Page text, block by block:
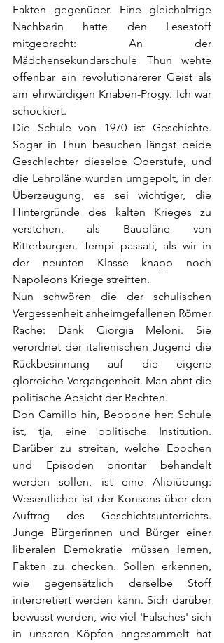
Fakten gegenüber. Eine gleichaltrige
Nachbarin hatte den Lesestoff
mitgebracht: An der
Mädchensekundarschule Thun wehte
offenbar ein revolutionärerer Geist als
am ehrwürdigen Knaben-Progy. Ich war
schockiert.
Die Schule von 1970 ist Geschichte.
Sogar in Thun besuchen längst beide
Geschlechter dieselbe Oberstufe, und
die Lehrpläne wurden umgepolt, in der
Überzeugung, es sei wichtiger, die
Hintergründe des kalten Krieges zu
verstehen, als Baupläne von
Ritterburgen. Tempi passati, als wir in
der neunten Klasse knapp noch
Napoleons Kriege streiften.
Nun schwören die der schulischen
Vergessenheit anheimgefallenen Römer
Rache: Dank Giorgia Meloni. Sie
verordnet der italienischen Jugend die
Rückbesinnung auf die eigene
glorreiche Vergangenheit. Man ahnt die
politische Absicht der Rechten.
Don Camillo hin, Beppone her: Schule
ist, tja, eine politische Institution.
Darüber zu streiten, welche Epochen
und Episoden prioritär behandelt
werden sollen, ist eine Alibiübung:
Wesentlicher ist der Konsens über den
Auftrag des Geschichtsunterrichts.
Junge Bürgerinnen und Bürger einer
liberalen Demokratie müssen lernen,
Fakten zu checken. Sollen erkennen,
wie gegensätzlich derselbe Stoff
interpretiert werden kann. Sich darüber
bewusst werden, wie viel 'Falsches' sich
in unseren Köpfen angesammelt hat